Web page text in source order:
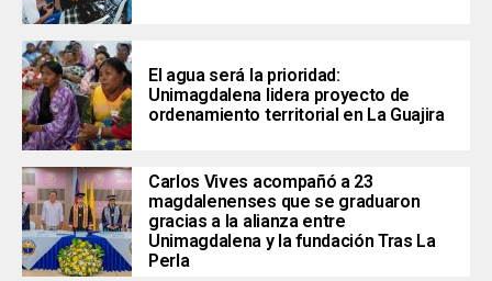
El agua será la prioridad:
Unimagdalena lidera proyecto de
ordenamiento territorial en La Guajira
Carlos Vives acompañó a 23
magdalenenses que se graduaron
gracias a la alianza entre
Unimagdalena y la fundación Tras La
Perla